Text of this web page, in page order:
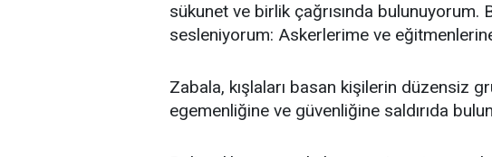
sükunet ve birlik çağrısında bulunuyorum.
sesleniyorum: Askerlerime ve
Zabala, kışlaları basan kişilerin düzensiz
egemenliğine ve güvenliğine saldırıda